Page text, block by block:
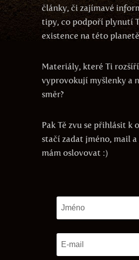
články, či zajímavé
tipy, co podpoří plynutí
existence na této
Materiály, které Ti
vyprovokují myšlenky a
směr?
Pak Tě zvu se přihlásit k
stačí zadat jméno, mail a
mám oslovovat :)